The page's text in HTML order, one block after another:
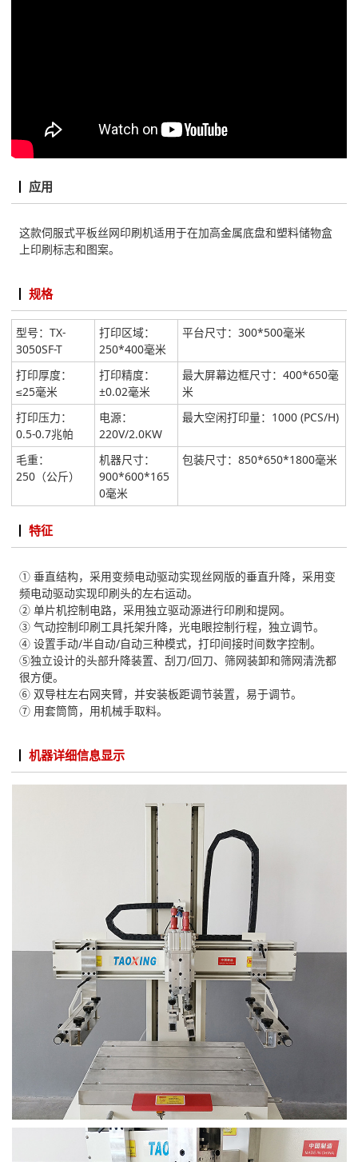
应用
这款伺服式平板丝网印刷机适用于在加高金属底盘和塑料储物盒
上印刷标志和图案。
规格
型号：TX-
3050SF-T
打印区域：
250*400毫米
平台尺寸：300*500毫米
打印厚度：
≤25毫米
打印精度：
±0.02毫米
最大屏幕边框尺寸：400*650毫
米
打印压力：
0.5-0.7兆帕
电源：
220V/2.0KW
最大空闲打印量：1000 (PCS/H)
毛重：
250（公斤）
机器尺寸：
900*600*165
0毫米
包装尺寸：850*650*1800毫米
特征
① 垂直结构，采用变频电动驱动实现丝网版的垂直升降，采用变
频电动驱动实现印刷头的左右运动。
② 单片机控制电路，采用独立驱动源进行印刷和提网。
③ 气动控制印刷工具托架升降，光电眼控制行程，独立调节。
④ 设置手动/半自动/自动三种模式，打印间接时间数字控制。
⑤独立设计的头部升降装置、刮刀/回刀、筛网装卸和筛网清洗都
很方便。
⑥ 双导柱左右网夹臂，并安装板距调节装置，易于调节。
⑦ 用套筒筒，用机械手取料。
机器详细信息显示